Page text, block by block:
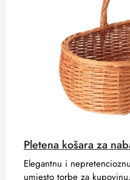
Pletena košara za
Elegantnu i
umjesto torbe za